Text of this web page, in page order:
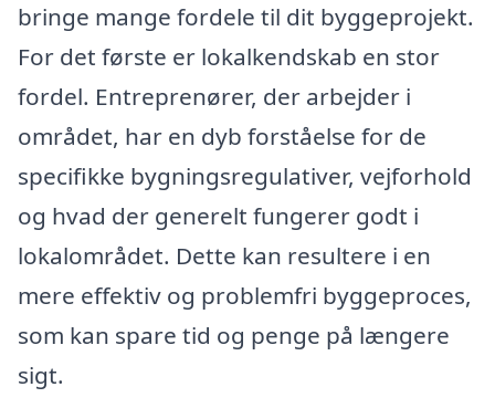
bringe mange fordele til dit byggeprojekt.
For det første er lokalkendskab en stor
fordel. Entreprenører, der arbejder i
området, har en dyb forståelse for de
specifikke bygningsregulativer, vejforhold
og hvad der generelt fungerer godt i
lokalområdet. Dette kan resultere i en
mere effektiv og problemfri byggeproces,
som kan spare tid og penge på længere
sigt.